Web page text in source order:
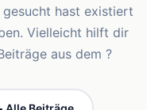
hast existiert
Vielleicht hilft dir
aus dem ?